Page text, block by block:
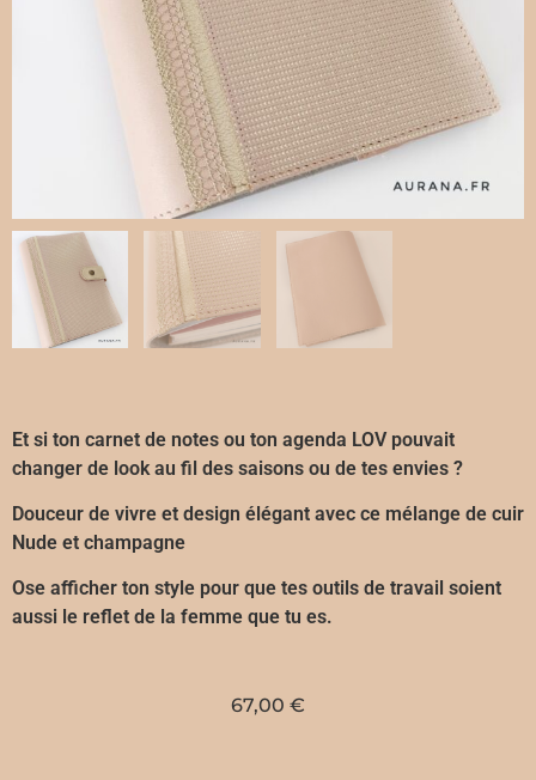
Et si ton carnet de notes ou ton agenda LOV pouvait
changer de look au fil des saisons ou de tes envies ?
Douceur de vivre et design élégant avec ce mélange de cuir
Nude et champagne
Ose afficher ton style pour que tes outils de travail soient
aussi le reflet de la femme que tu es.
67,00 €